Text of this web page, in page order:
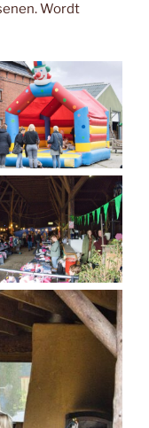
Wordt